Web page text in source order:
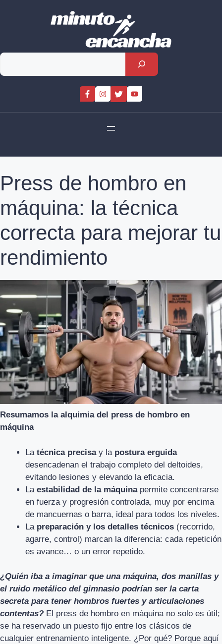
Rechercher
Press de hombro en
máquina: la técnica
correcta para mejorar tu
rendimiento
Resumamos la alquimia del press de hombro en
máquina
La técnica precisay la postura erguida
desencadenan el trabajo completo del deltoides,
evitando lesiones y elevando la eficacia.
La estabilidad de la máquinapermite concentrarse
en fuerza y progresión controlada, muy por encima
de mancuernas o barra, ideal para todos los niveles.
La preparación y los detalles técnicos (recorrido,
agarre, control) marcan la diferencia: cada repetición
es avance… o un error repetido.
¿Quién iba a imaginar que una máquina, dos manillas y
el ruido metálico del gimnasio podrían ser la carta
secreta para tener hombros fuertes y articulaciones
contentas? El press de hombro en máquina no solo es útil;
se ha reservado un puesto fijo entre los clásicos de
cualquier entrenamiento inteligente. ¿Por qué? Porque aquí